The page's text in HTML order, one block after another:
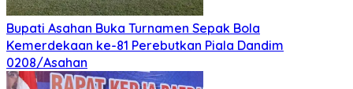
Bupati Asahan Buka Turnamen Sepak Bola
Kemerdekaan ke-81 Perebutkan Piala Dandim
0208/Asahan